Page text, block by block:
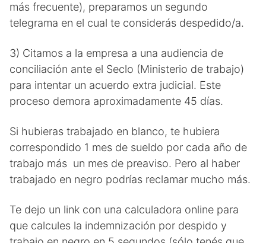
más frecuente), preparamos un segundo
telegrama en el cual te considerás despedido/a.
3) Citamos a la empresa a una audiencia de
conciliación ante el Seclo (Ministerio de trabajo)
para intentar un acuerdo extra judicial. Este
proceso demora aproximadamente 45 días.
Si hubieras trabajado en blanco, te hubiera
correspondido 1 mes de sueldo por cada año de
trabajo más un mes de preaviso. Pero al haber
trabajado en negro podrías reclamar mucho más.
Te dejo un link con una calculadora online para
que calcules la indemnización por despido y